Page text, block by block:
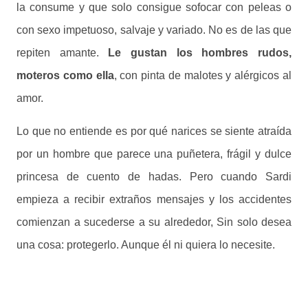
la consume y que solo consigue sofocar con peleas o
con sexo impetuoso, salvaje y variado. No es de las que
repiten amante.
Le gustan los hombres rudos,
moteros como ella, con pinta de malotes y alérgicos al
amor.
Lo que no entiende es por qué narices se siente atraída
por un hombre que parece una puñetera, frágil y dulce
princesa de cuento de hadas. Pero cuando Sardi
empieza a recibir extraños mensajes y los accidentes
comienzan a sucederse a su alrededor, Sin solo desea
una cosa: protegerlo. Aunque él ni quiera lo necesite.